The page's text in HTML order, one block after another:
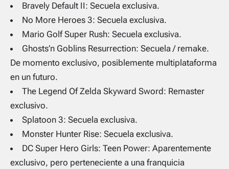
Bravely Default II: Secuela exclusiva.
No More Heroes 3: Secuela exclusiva.
Mario Golf Super Rush: Secuela exclusiva.
Ghosts’n Goblins Resurrection: Secuela / remake.
De momento exclusivo, posiblemente multiplataforma
en un futuro.
The Legend Of Zelda Skyward Sword: Remaster
exclusivo.
Splatoon 3: Secuela exclusiva.
Monster Hunter Rise: Secuela exclusiva.
DC Super Hero Girls: Teen Power: Aparentemente
exclusivo, pero perteneciente a una franquicia